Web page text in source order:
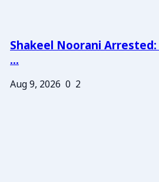
Shakeel Noorani
...
Aug 9, 2026 0 2